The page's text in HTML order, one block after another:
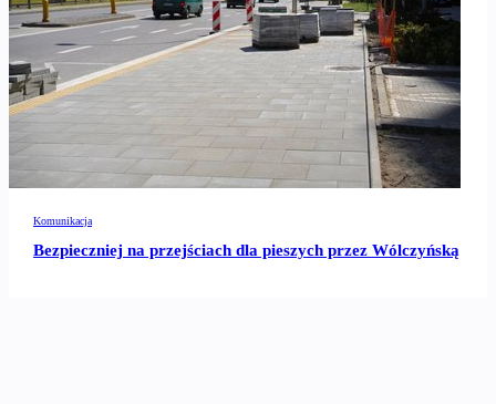
Komunikacja
Bezpieczniej na przejściach dla pieszych przez Wólczyńską